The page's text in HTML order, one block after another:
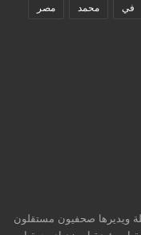
في محمد مصر
ويديرها صحفيون مستقلون